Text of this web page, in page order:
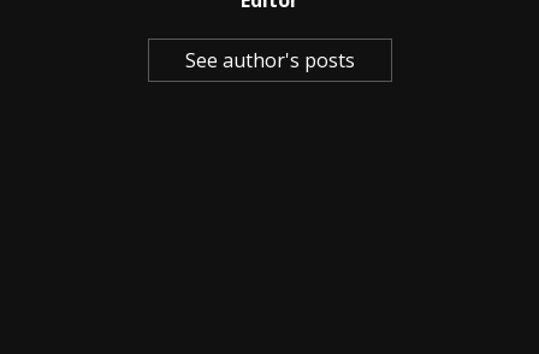
See author's posts